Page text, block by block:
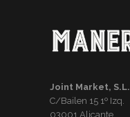
Joint Market, S.L.
C/Bailen 15 1º Izq.
03001 Alicante